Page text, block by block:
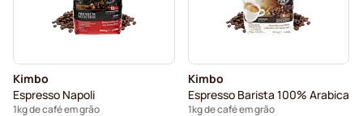
Grãos de café Gimoka Café em grão Kaffekapslen
Kimbo
Espresso Napoli
1kg de café em grão
Kimbo
Espresso Barista 100% Arabica
1kg de café em grão